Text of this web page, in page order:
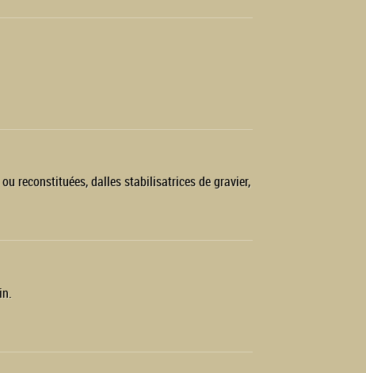
reconstituées, dalles stabilisatrices de gravier,